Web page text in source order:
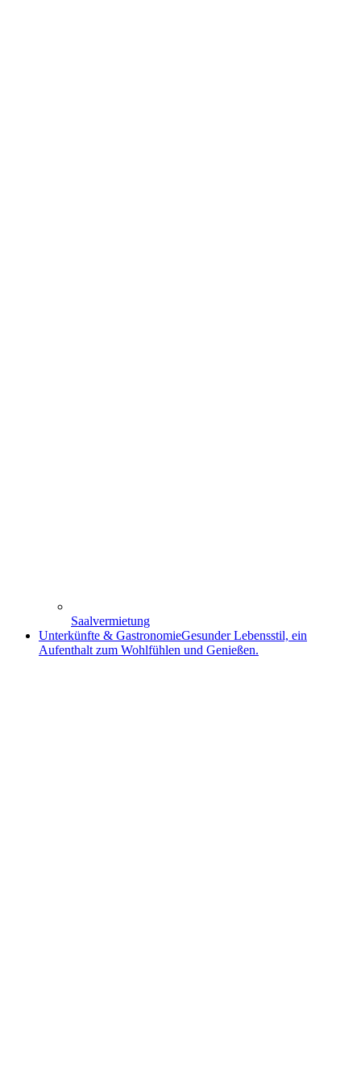
Saalvermietung
Unterkünfte & GastronomieGesunder Lebensstil, ein
Aufenthalt zum Wohlfühlen und Genießen.